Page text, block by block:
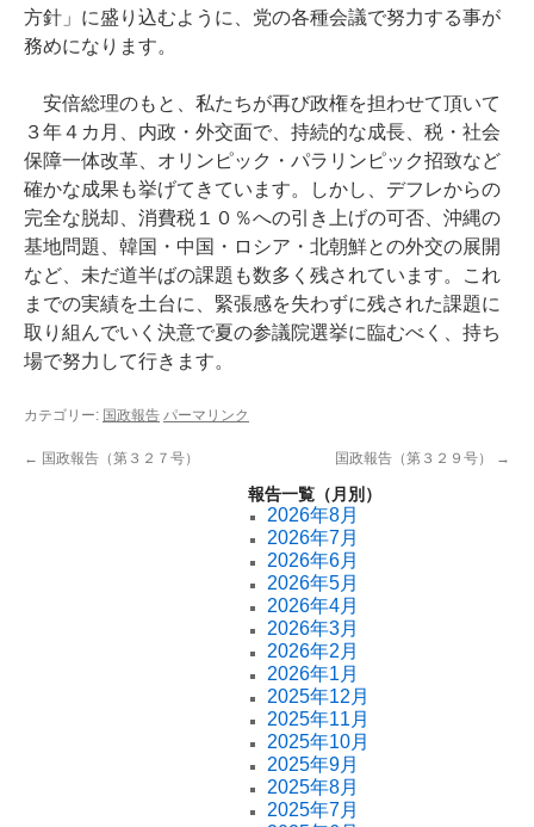
方針」に盛り込むように、党の各種会議で努力する事が
務めになります。
安倍総理のもと、私たちが再び政権を担わせて頂いて
３年４カ月、内政・外交面で、持続的な成長、税・社会
保障一体改革、オリンピック・パラリンピック招致など
確かな成果も挙げてきています。しかし、デフレからの
完全な脱却、消費税１０％への引き上げの可否、沖縄の
基地問題、韓国・中国・ロシア・北朝鮮との外交の展開
など、未だ道半ばの課題も数多く残されています。これ
までの実績を土台に、緊張感を失わずに残された課題に
取り組んでいく決意で夏の参議院選挙に臨むべく、持ち
場で努力して行きます。
カテゴリー: 国政報告 パーマリンク
← 国政報告（第３２７号） 国政報告（第３２９号） →
報告一覧（月別）
2026年8月
2026年7月
2026年6月
2026年5月
2026年4月
2026年3月
2026年2月
2026年1月
2025年12月
2025年11月
2025年10月
2025年9月
2025年8月
2025年7月